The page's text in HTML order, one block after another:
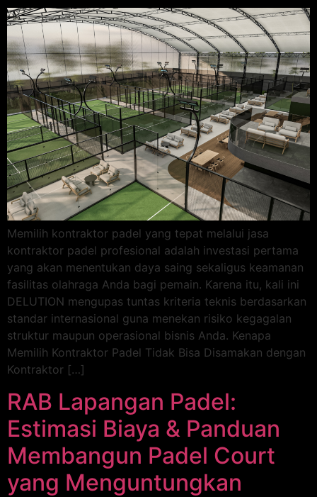
Memilih kontraktor padel yang tepat melalui jasa
kontraktor padel profesional adalah investasi pertama
yang akan menentukan daya saing sekaligus keamanan
fasilitas olahraga Anda bagi pemain. Karena itu, kali ini
DELUTION mengupas tuntas kriteria teknis berdasarkan
standar internasional guna menekan risiko kegagalan
struktur maupun operasional bisnis Anda. Kenapa
Memilih Kontraktor Padel Tidak Bisa Disamakan dengan
Kontraktor […]
RAB Lapangan Padel:
Estimasi Biaya & Panduan
Membangun Padel Court
yang Menguntungkan